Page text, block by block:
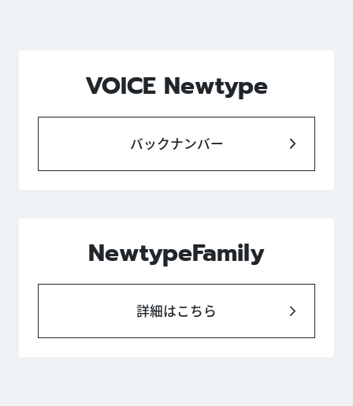
VOICE Newtype
バックナンバー
NewtypeFamily
詳細はこちら